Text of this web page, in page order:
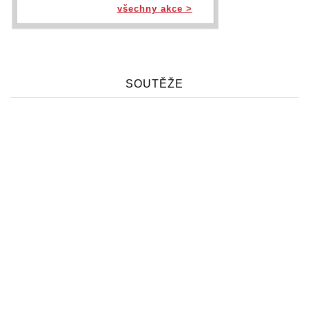
všechny akce >
SOUTĚŽE